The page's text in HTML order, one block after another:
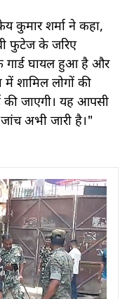
कुमार शर्मा ने कहा,
फुटेज के जरिए
गार्ड घायल हुआ है और
शामिल लोगों की
की जाएगी। यह आपसी
अभी जारी है।"